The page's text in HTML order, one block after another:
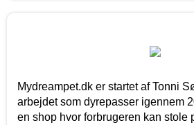
Mydreampet.dk er startet af Tonni
arbejdet som dyrepasser igennem
en shop hvor forbrugeren kan stole